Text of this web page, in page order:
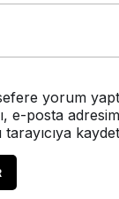
yorum
e-posta